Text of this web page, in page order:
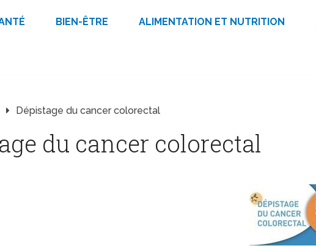
BIEN-ÊTRE ALIMENTATION ET NUTRITION
Dépistage du cancer colorectal
du cancer colorectal